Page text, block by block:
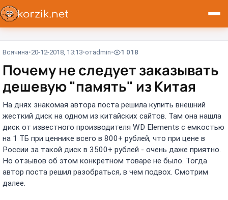
Всячина 20-12-2018, 13:13 отadmin 1 018
Почему не следует заказывать
дешевую "память" из Китая
На днях знакомая автора поста решила купить внешний
жесткий диск на одном из китайских сайтов. Там она нашла
диск от известного производителя WD Elements с емкостью
на 1 ТБ при ценнике всего в 800+ рублей, что при цене в
России за такой диск в 3500+ рублей - очень даже приятно.
Но отзывов об этом конкретном товаре не было. Тогда
автор поста решил разобраться, в чем подвох. Смотрим
далее.